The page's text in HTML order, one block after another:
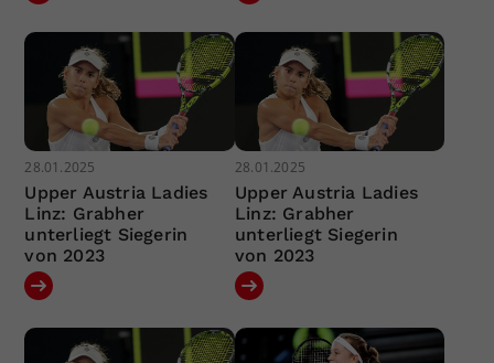
28.01.2025
Upper Austria Ladies
Linz: Grabher
unterliegt Siegerin
von 2023
28.01.2025
Upper Austria Ladies
Linz: Grabher
unterliegt Siegerin
von 2023